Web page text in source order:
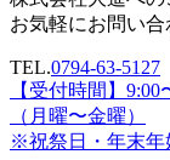
お気軽にお問い合
TEL.0794-63-5127
【受付時間】9:00
（月曜〜金曜）
※祝祭日・年末年